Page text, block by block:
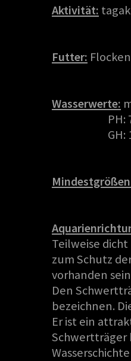
Aktivität:
Futter:
Wasserwerte:
PH:
GH:
Teilweise
zum Schutz
vorhanden
Den
bezeichnen.
Er ist ein